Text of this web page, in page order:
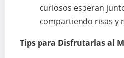
curiosos esperan
compartiendo risas y
Tips para Disfrutarlas al